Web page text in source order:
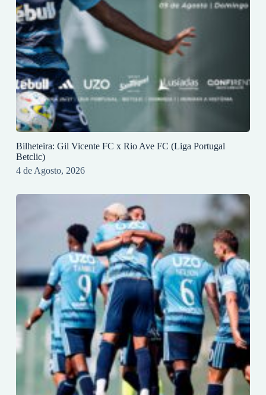
Bilheteira: Gil Vicente FC x Rio Ave FC (Liga Portugal
Betclic)
4 de Agosto, 2026